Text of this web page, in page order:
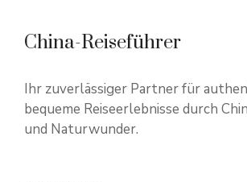
China-Reiseführer
Ihr zuverlässiger Partner für
bequeme Reiseerlebnisse durch
und Naturwunder.